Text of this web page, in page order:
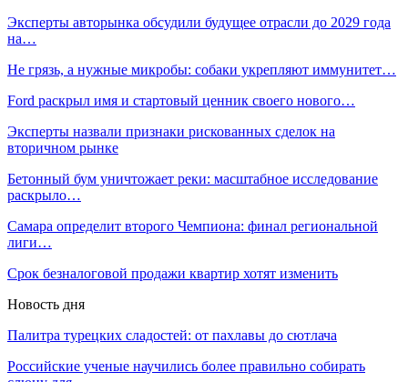
Эксперты авторынка обсудили будущее отрасли до 2029 года
на…
Не грязь, а нужные микробы: собаки укрепляют иммунитет…
Ford раскрыл имя и стартовый ценник своего нового…
Эксперты назвали признаки рискованных сделок на
вторичном рынке
Бетонный бум уничтожает реки: масштабное исследование
раскрыло…
Самара определит второго Чемпиона: финал региональной
лиги…
Срок безналоговой продажи квартир хотят изменить
Новость дня
Палитра турецких сладостей: от пахлавы до сютлача
Российские ученые научились более правильно собирать